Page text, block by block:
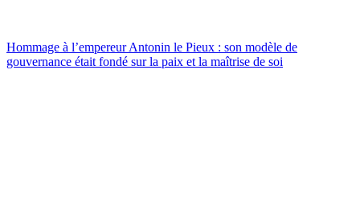
Hommage à l’empereur Antonin le Pieux : son modèle de
gouvernance était fondé sur la paix et la maîtrise de soi